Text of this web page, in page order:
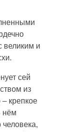
великим и
сей
из
крепкое
нём